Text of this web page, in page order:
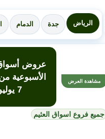
الرياض جدة الدمام
مشاهدة العرض
عروض أسواق
7 يوليو
جميع فروع اسواق العثيم